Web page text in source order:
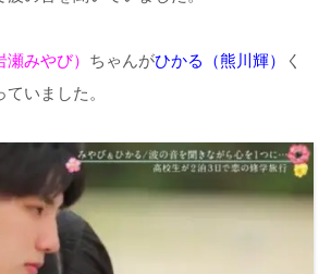
みやび） ちゃんがひかる（熊川輝）
く
いました。